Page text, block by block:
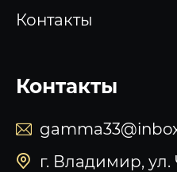
Контакты
Контакты
г. Владимир, ул.